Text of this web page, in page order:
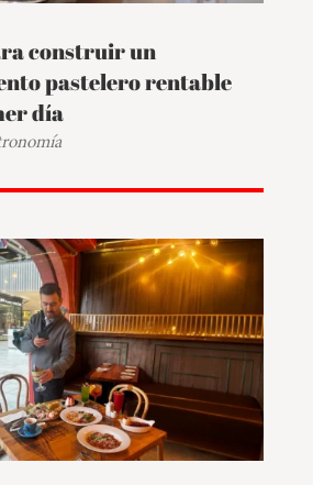
construir un
pastelero rentable
día